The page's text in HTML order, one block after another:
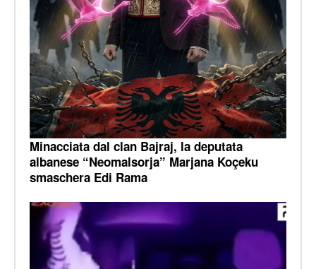
Minacciata dal clan Bajraj, la deputata
albanese “Neomalsorja” Marjana Koçeku
smaschera Edi Rama